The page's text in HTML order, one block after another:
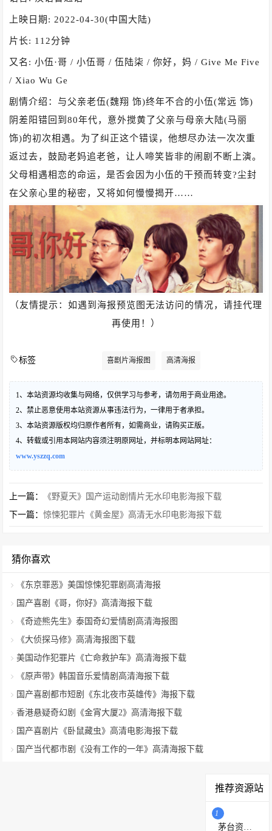
上映日期: 2022-04-30(中国大陆)
片长: 112分钟
又名: 小伍·哥 / 小伍哥 / 伍陆柒 / 你好，妈 / Give Me Five
/ Xiao Wu Ge
剧情介绍：与父亲老伍(魏翔 饰)终年不合的小伍(常远 饰)
阴差阳错回到80年代，意外搅黄了父亲与母亲大陆(马丽
饰)的初次相遇。为了纠正这个错误，他想尽办法一次次重
返过去，鼓励老妈追老爸，让人啼笑皆非的闹剧不断上演。
父母相遇相恋的命运，是否会因为小伍的干预而转变?尘封
在父亲心里的秘密，又将如何慢慢揭开……
（友情提示：如遇到海报预览图无法访问的情况，请挂代理
再使用！）
标签 喜剧片海报图 高清海报
1、本站资源均收集与网络，仅供学习与参考，请勿用于商业用途。
2、禁止恶意使用本站资源从事违法行为，一律用于者承担。
3、本站资源版权均归原作者所有，如需商业，请购买正版。
4、转载或引用本网站内容须注明原网址，并标明本网站网址：
www.yszzq.com
上一篇：
《野夏天》国产运动剧情片无水印电影海报下载
下一篇：惊悚犯罪片《黄金屋》高清无水印电影海报下载
猜你喜欢
《东京罪恶》美国惊悚犯罪剧高清海报
国产喜剧《哥，你好》高清海报下载
《奇迹熊先生》泰国奇幻爱情剧高清海报图
《大侦探马修》高清海报图下载
美国动作犯罪片《亡命救护车》高清海报下载
《原声带》韩国音乐爱情剧高清海报下载
国产喜剧都市短剧《东北夜市英雄传》海报下载
香港悬疑奇幻剧《金宵大厦2》高清海报下载
国产喜剧片《卧鼠藏虫》高清电影海报下载
国产当代都市剧《没有工作的一年》高清海报下载
推荐资源站
1